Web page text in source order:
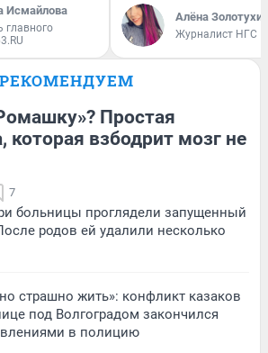
Исмайлова
главного
Алёна
Журналист НГС
РЕКОМЕНДУЕМ
Простая
которая взбодрит мозг не
7
больницы проглядели запущенный
родов ей удалили несколько
страшно жить»: конфликт казаков
под Волгоградом закончился
в полицию